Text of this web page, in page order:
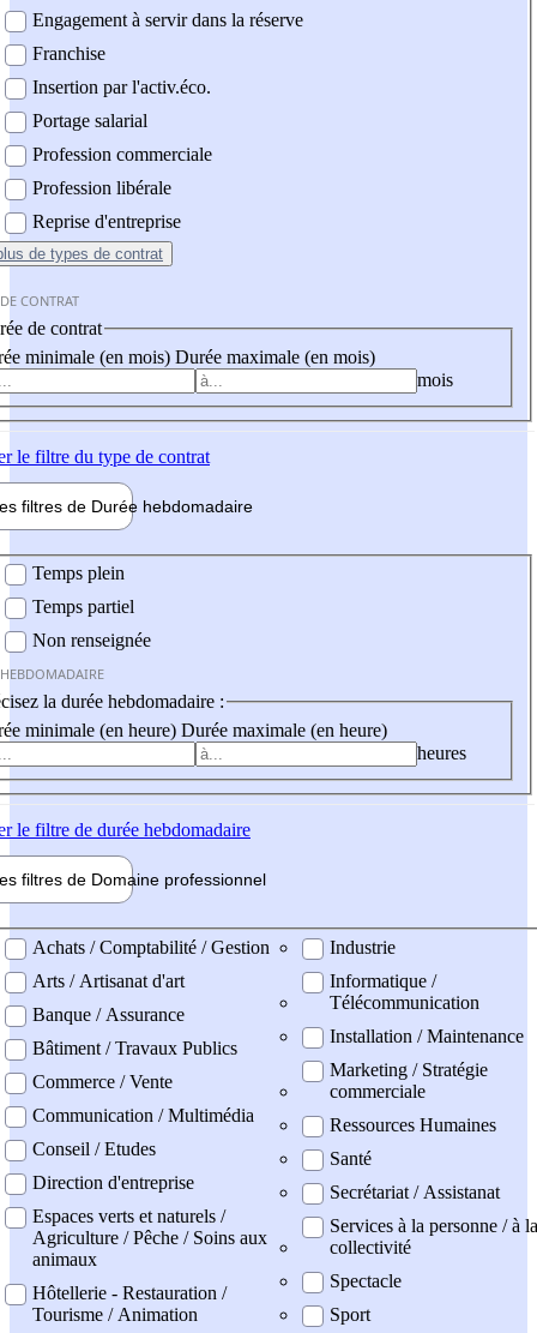
Engagement à servir dans la réserve
Franchise
Insertion par l'activ.éco.
Portage salarial
Profession commerciale
Profession libérale
Reprise d'entreprise
de types de contrat
CONTRAT
de contrat
minimale (en mois) Durée maximale (en mois)
mois
le filtre du type de contrat
filtres de Durée hebdomadaire
Temps plein
Temps partiel
Non renseignée
la durée hebdomadaire :
minimale (en heure) Durée maximale (en heure)
heures
le filtre de durée hebdomadaire
filtres de Domaine professionnel
professionel
Achats / Comptabilité / Gestion
Arts / Artisanat d'art
Banque / Assurance
Bâtiment / Travaux Publics
Commerce / Vente
Communication / Multimédia
Conseil / Etudes
Direction d'entreprise
Espaces verts et naturels /
Agriculture / Pêche / Soins aux
animaux
Hôtellerie - Restauration /
Tourisme / Animation
Industrie
Informatique /
Télécommunication
Installation / Maintenance
Marketing / Stratégie
commerciale
Ressources Humaines
Santé
Secrétariat / Assistanat
Services à la personne / à la
collectivité
Spectacle
Sport